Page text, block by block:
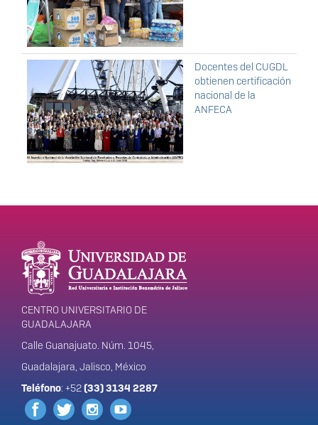
Docentes del CUGDL
obtienen certificación
nacional de la
ANFECA
Enlaces de interés
Información del
portal
CENTRO UNIVERSITARIO DE
GUADALAJARA
Calle Guanajuato. Núm. 1045,
Guadalajara, Jalisco, México
Teléfono: +52(33) 3134 2287